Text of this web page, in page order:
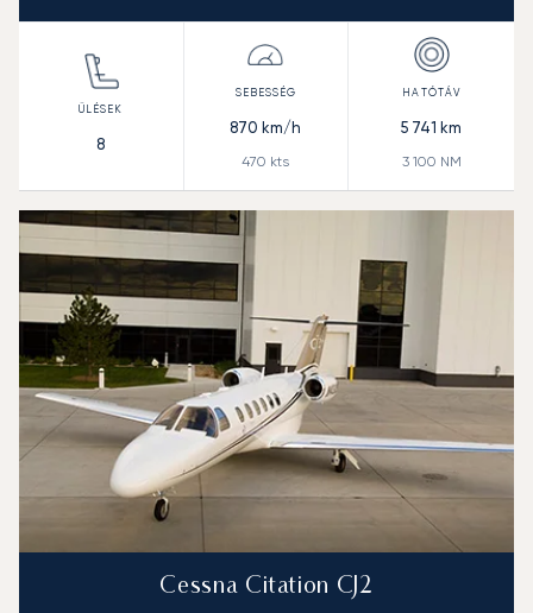
8
870 km/h
470 kts
5 741 km
3 100 NM
Cessna Citation CJ2